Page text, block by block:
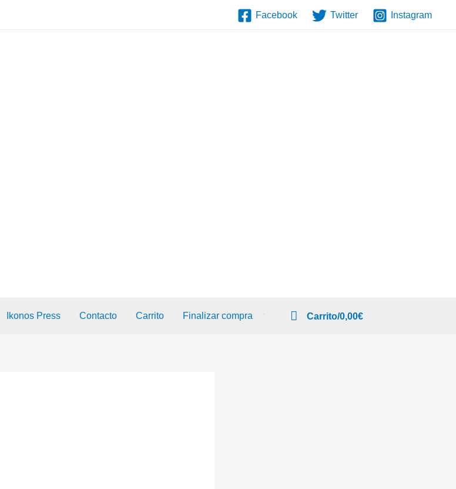
Facebook Twitter Instagram
Ikonos Press Contacto Carrito Finalizar compra Carrito/0,00€